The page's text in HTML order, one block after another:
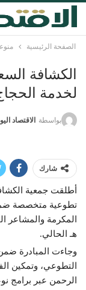
الصفحة الرئيسية
لخدمة
بواسطة الاقتصاد
شارك
تطوعية متخصصة
هـ الحالي.
وجاءت المبادرة ضمن
التطوعي، وتمكين
الرحمن عبر برامج